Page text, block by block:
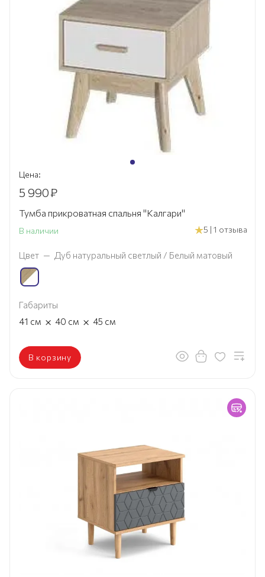
Цена:
5 990₽
Тумба прикроватная спальня "Калгари"
В наличии 5 | 1 отзыва
Цвет — Дуб натуральный светлый / Белый матовый
Габариты
41 см × 40 см × 45 см
В корзину